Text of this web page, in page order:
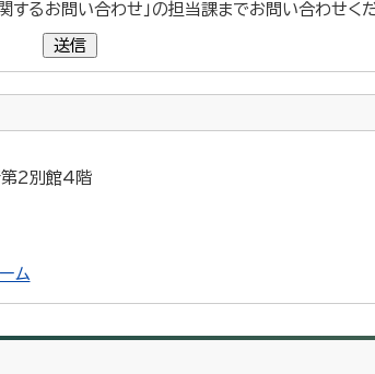
するお問い合わせ」の担当課までお問い合わせくだ
送信
2別館4階
ム